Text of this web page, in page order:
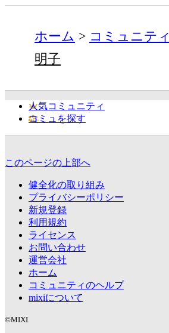
ホーム コミュニティ
明子
人気コミュニティ
コミュを探す
このページの上部へ
健全化の取り組み
プライバシーポリシー
新規登録
利用規約
ライセンス
お問い合わせ
運営会社
ホーム
コミュニティのヘルプ
mixiについて
©MIXI